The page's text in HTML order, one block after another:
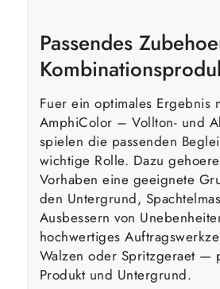
Passendes
Fuer ein optimales Ergebnis
AmphiColor – Vollton- und
spielen die passenden
wichtige Rolle. Dazu
Vorhaben eine geeignete
den Untergrund,
Ausbessern von
hochwertiges
Walzen oder Spritzgeraet —
Produkt und Untergrund.